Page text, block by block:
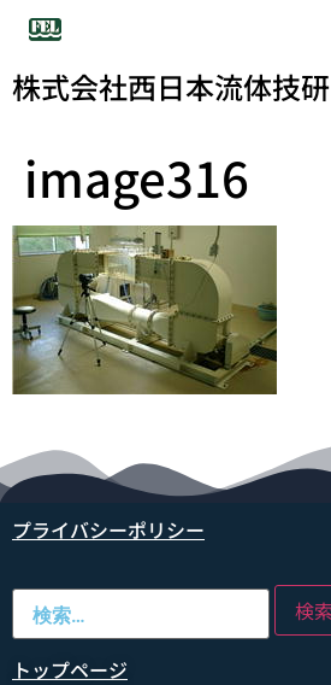
株式会社西日本流体技研
image316
プライバシーポリシー
トップページ